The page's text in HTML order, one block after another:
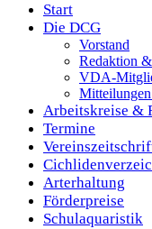
Start
Die DCG
Vorstand
Redaktion
VDA-
Arbeitskreise &
Termine
Arterhaltung
Förderpreise
Schulaquaristik